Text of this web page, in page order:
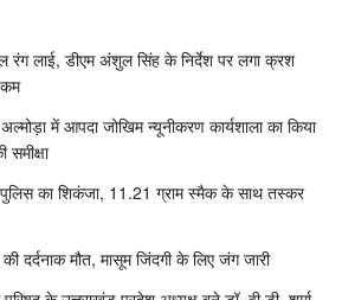
रंग लाई, डीएम अंशुल सिंह के निर्देश पर लगा क्रश
कम
में आपदा जोखिम न्यूनीकरण कार्यशाला का किया
समीक्षा
का शिकंजा, 11.21 ग्राम स्मैक के साथ तस्कर
दर्दनाक मौत, मासूम जिंदगी के लिए जंग जारी